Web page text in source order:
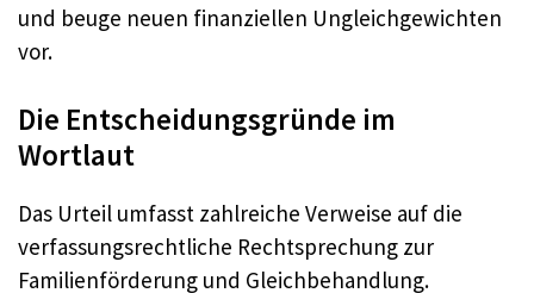
und beuge neuen finanziellen Ungleichgewichten
vor.
Die Entscheidungsgründe im
Wortlaut
Das Urteil umfasst zahlreiche Verweise auf die
verfassungsrechtliche Rechtsprechung zur
Familienförderung und Gleichbehandlung.